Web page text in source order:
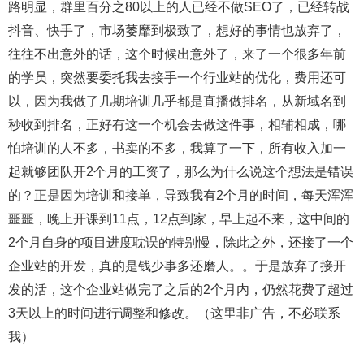
路明显，群里百分之80以上的人已经不做SEO了，已经转战
抖音、快手了，市场萎靡到极致了，想好的事情也放弃了，
往往不出意外的话，这个时候出意外了，来了一个很多年前
的学员，突然要委托我去接手一个行业站的优化，费用还可
以，因为我做了几期培训几乎都是直播做排名，从新域名到
秒收到排名，正好有这一个机会去做这件事，相辅相成，哪
怕培训的人不多，书卖的不多，我算了一下，所有收入加一
起就够团队开2个月的工资了，那么为什么说这个想法是错误
的？正是因为培训和接单，导致我有2个月的时间，每天浑浑
噩噩，晚上开课到11点，12点到家，早上起不来，这中间的
2个月自身的项目进度耽误的特别慢，除此之外，还接了一个
企业站的开发，真的是钱少事多还磨人。。于是放弃了接开
发的活，这个企业站做完了之后的2个月内，仍然花费了超过
3天以上的时间进行调整和修改。（这里非广告，不必联系
我）